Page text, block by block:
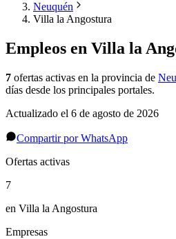
Neuquén
Villa la Angostura
Empleos en Villa la
7 ofertas activas en la provincia de
días desde los principales portales.
Actualizado el 6 de agosto de 2026
Compartir por WhatsApp
Ofertas activas
7
en Villa la Angostura
Empresas